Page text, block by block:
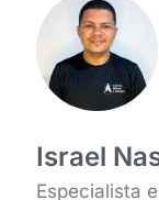
Israel
Especialista